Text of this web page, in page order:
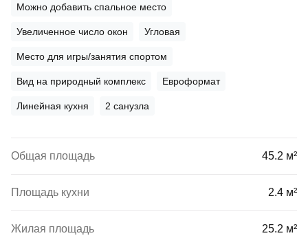
Можно добавить спальное место
Увеличенное число окон Угловая
Место для игры/занятия спортом
Вид на природный комплекс Евроформат
Линейная кухня 2 санузла
Общая площадь 45.2 м²
Площадь кухни 2.4 м²
Жилая площадь 25.2 м²